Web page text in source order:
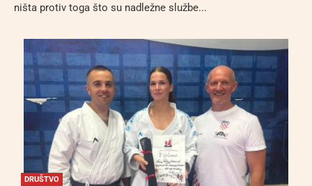
ništa protiv toga što su nadležne službe...
DRUŠTVO